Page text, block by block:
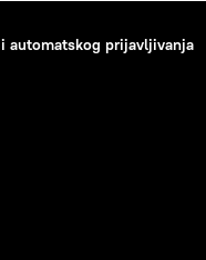
automatskog prijavljivanja